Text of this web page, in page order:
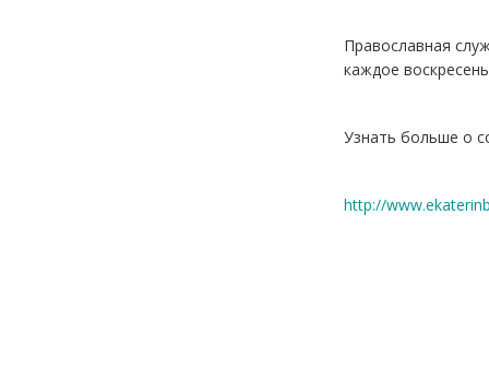
Православная
каждое
Узнать больше о
http://